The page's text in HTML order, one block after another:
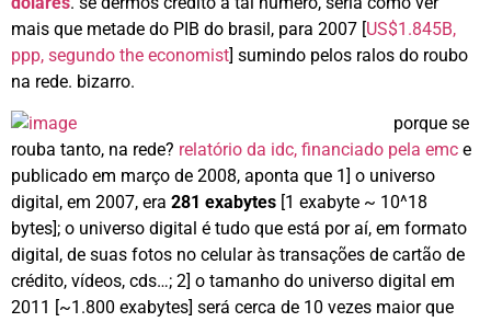
mais que metade do PIB do brasil, para 2007 [US$1.845B,
ppp, segundo the economist] sumindo pelos ralos do roubo
na rede. bizarro.
porque se
rouba tanto, na rede? relatório da idc, financiado pela emc e
publicado em março de 2008, aponta que 1] o universo
digital, em 2007, era 281 exabytes [1 exabyte ~ 10^18
bytes]; o universo digital é tudo que está por aí, em formato
digital, de suas fotos no celular às transações de cartão de
crédito, vídeos, cds…; 2] o tamanho do universo digital em
2011 [~1.800 exabytes] será cerca de 10 vezes maior que